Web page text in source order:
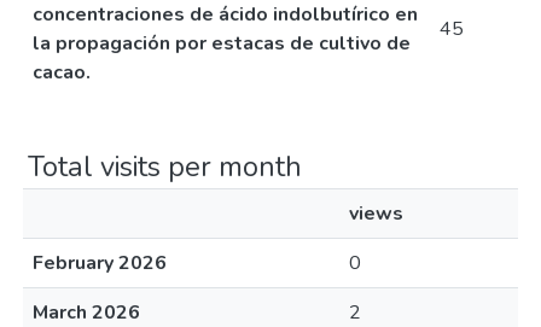
concentraciones de ácido indolbutírico en
la propagación por estacas de cultivo de
cacao.
45
Total visits per month
views
February 2026
0
March 2026
2